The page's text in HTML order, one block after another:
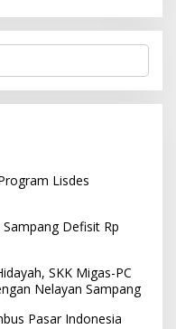
Lisdes
Defisit Rp
SKK Migas-PC
Nelayan Sampang
Pasar Indonesia